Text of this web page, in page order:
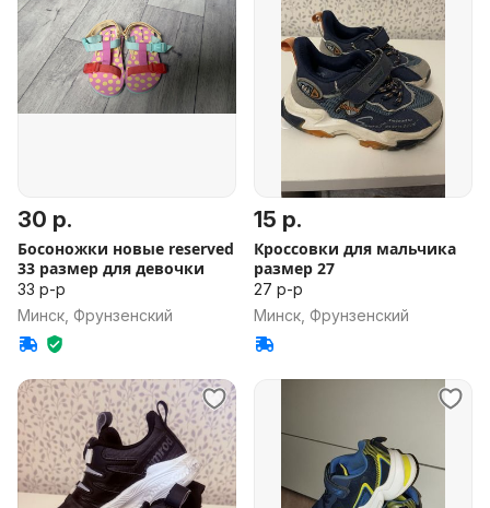
30 р.
Босоножки новые reserved
33 размер для девочки
33 р-р
Минск, Фрунзенский
15 р.
Кроссовки для мальчика
размер 27
27 р-р
Минск, Фрунзенский